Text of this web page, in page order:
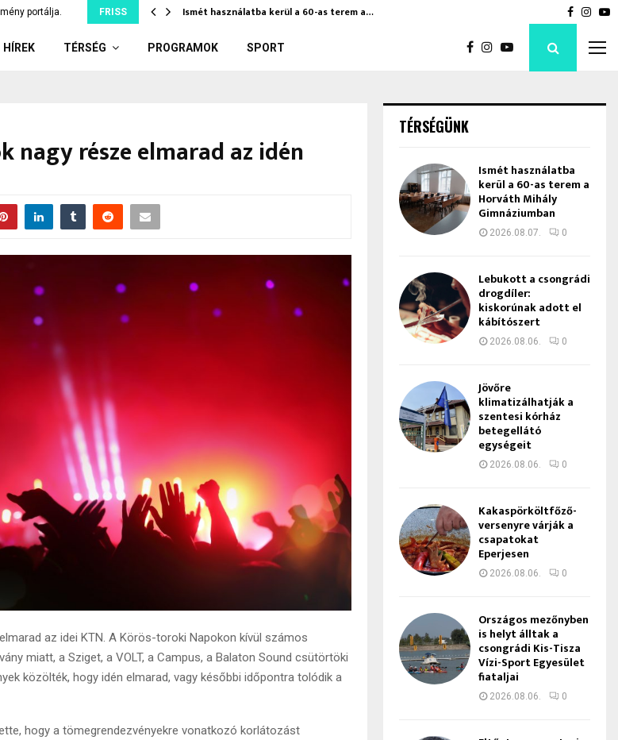
portálja. FRISS Ismét használatba kerül a 60-as terem a… Bod
HÍREK TÉRSÉG PROGRAMOK SPORT
nagy része elmarad az idén
az idei KTN. A Körös-toroki Napokon kívül számos
miatt, a Sziget, a VOLT, a Campus, a Balaton Sound csütörtöki
közölték, hogy idén elmarad, vagy későbbi időpontra tolódik a
hogy a tömegrendezvényekre vonatkozó korlátozást
TÉRSÉGÜNK
Ismét használatba
kerül a 60-as terem a
Horváth Mihály
Gimnáziumban
2026.08.07. 0
Lebukott a csongrádi
drogdíler:
kiskorúnak adott el
kábítószert
2026.08.06. 0
Jövőre
klimatizálhatják a
szentesi kórház
betegellátó
egységeit
2026.08.06. 0
Kakaspörköltfőző-
versenyre várják a
csapatokat
Eperjesen
2026.08.06. 0
Országos mezőnyben
is helyt álltak a
csongrádi Kis-Tisza
Vízi-Sport Egyesület
fiataljai
2026.08.06. 0